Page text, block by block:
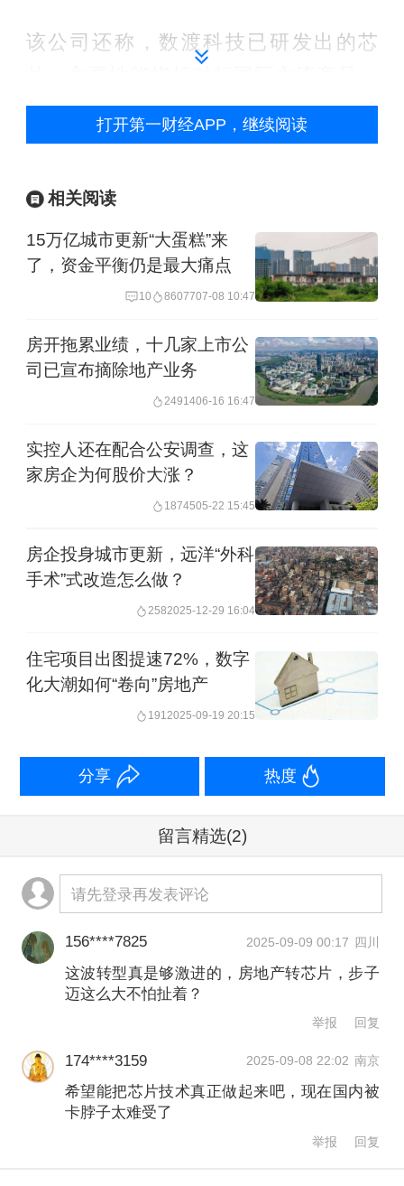
该公司还称，数渡科技已研发出的芯
具备解决“卡脖子”技术难题的能力，其所
在的高速互连芯片行业下游应用广泛，
市场具备高速发展的潜力。
值得注意的是，标的公司目前还未实现
盈利。今年上半年，数渡科技营业收入
1628.33万元，归母净利润亏损3598.27
万元，公司资产总额为3.3亿元。
损，主要因研发投入高企，在规模化供
货后预计亏损将收窄。“标的公司核心产
度可实现批量供货、2026年亏损收窄，
并在2027年扭亏为盈。”
换芯片，目前处于多家客户导入过程
中，有3家客户签署了小批量采购协议，
相关客户主要包括服务器整机厂家、互
强、准入门槛高、发展前景确定的集成
电路与AI基础设施产业，”万通发展称，
从而全面落实转型通信与数字科技的战
略。
不过，押注芯片赛道后，万通发展能否
扭转业绩低迷局面，还需继续观察。
过去三年间，万通发展持续处于亏损状
打开第一财经APP，继续阅读
相关阅读
15万亿城市更新“大蛋糕”来
了，资金平衡仍是最大痛点
10 8607707-08 10:47
房开拖累业绩，十几家上市公
司已宣布摘除地产业务
2491406-16 16:47
实控人还在配合公安调查，这
家房企为何股价大涨？
1874505-22 15:45
房企投身城市更新，远洋“外科
手术”式改造怎么做？
2582025-12-29 16:04
住宅项目出图提速72%，数字
化大潮如何“卷向”房地产
191 2025-09-19 20:15
分享 热度
留言精选(2)
请先登录再发表评论
156****7825 2025-09-09 00:17 四川
这波转型真是够激进的，房地产转芯片，步子
迈这么大不怕扯着？
举报 回复
174****3159 2025-09-08 22:02 南京
希望能把芯片技术真正做起来吧，现在国内被
卡脖子太难受了
举报 回复